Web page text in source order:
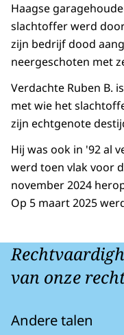
Haagse
slachtoffer werd
zijn bedrijf dood
neergeschoten met
Verdachte Ruben B.
met wie het
zijn echtgenote
Hij was ook in '92 al
werd toen vlak voor
november 2024
Op 5 maart 2025
van onze
Andere talen